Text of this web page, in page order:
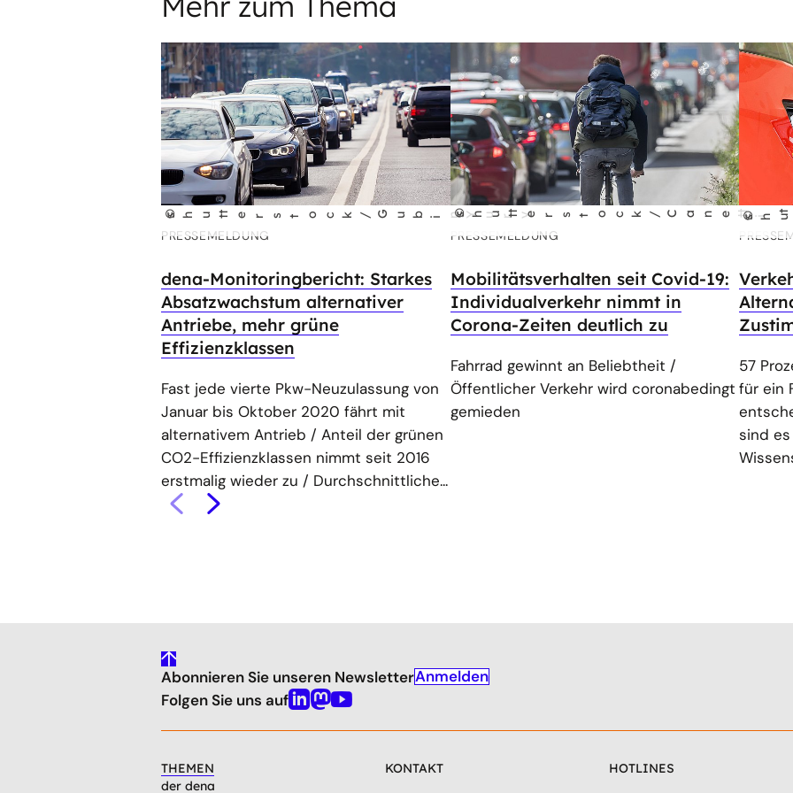
©
shu
t
terst
ock/ G
ub i n Yury
PRESSEMELDUNG
dena-Monitoringbericht: Starkes
Absatzwachstum alternativer
Antriebe, mehr grüne
Effizienzklassen
Fast jede vierte Pkw-Neuzulassung von
Januar bis Oktober 2020 fährt mit
alternativem Antrieb / Anteil der grünen
CO2-Effizienzklassen nimmt seit 2016
erstmalig wieder zu / Durchschnittliche...
©
shu
t
terst
ock/Cane
t t i
PRESSEMELDUNG
Mobilitätsverhalten seit Covid-19:
Individualverkehr nimmt in
Corona-Zeiten deutlich zu
Fahrrad gewinnt an Beliebtheit /
Öffentlicher Verkehr wird coronabedingt
gemieden
©
shu t
t e
r s
t
ock/S m
le F i
gh
57
für ein
sind
gehe
nach
oben
Abonnieren Sie unseren NewsletterAnmelden
Folgen Sie uns aufLinkedin
Mastodon
Youtube
THEMEN
der dena
KONTAKT HOTLINES